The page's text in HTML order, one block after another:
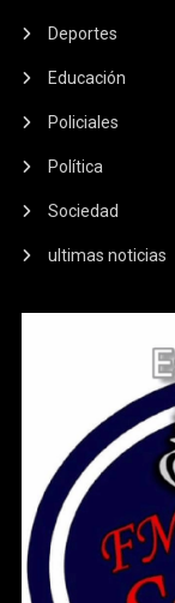
Deportes
Educación
Policiales
Política
Sociedad
ultimas noticias